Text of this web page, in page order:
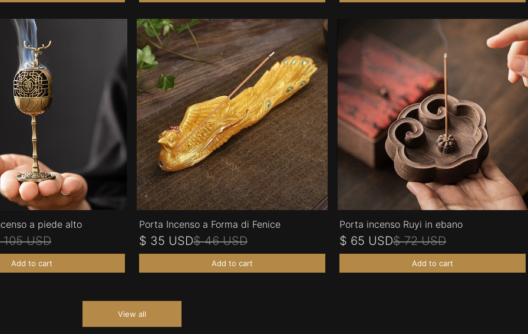
a piede alto
USD
Add to cart
Porta Incenso a Forma di Fenice
$ 35 USD$ 46 USD
Add to cart
Porta incenso Ruyi in ebano
$ 65 USD$ 72 USD
Add to cart
View all